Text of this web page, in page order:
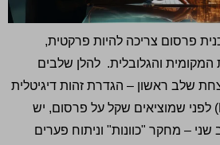
פרסום צריכה להיות פרקטית,
והגלובלית. להלן שלבים
שלב ראשון – הגדרת זהות דיגיטלית
וישויות (Entity Definition) לפני שמוציאים שקל על פרסום, יש
– מחקר "כוונות" וניתוח פערים